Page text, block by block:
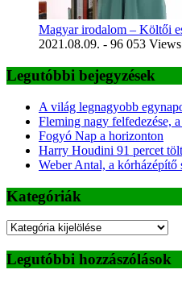
Magyar irodalom – Költői
2021.08.09. - 96 053 Views
Legutóbbi bejegyzések
A világ legnagyobb
Fleming nagy felfedezése,
Fogyó Nap a horizonton
Harry Houdini 91 percet
Weber Antal, a kórházépítő
Kategóriák
Kategóriák
Legutóbbi hozzászólások